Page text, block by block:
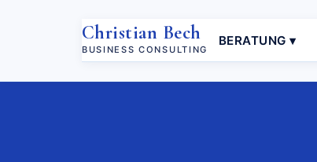
Christian Bech
BUSINESS CONSULTING
BERATUNG ▾